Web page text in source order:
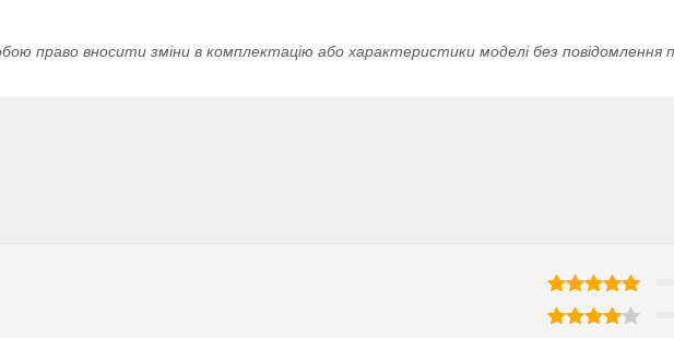
право вносити зміни в комплектацію або характеристики моделі без повідомлення